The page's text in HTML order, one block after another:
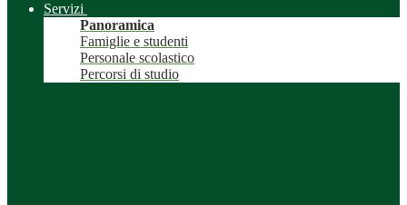
Servizi
Panoramica
Famiglie e studenti
Personale scolastico
Percorsi di studio